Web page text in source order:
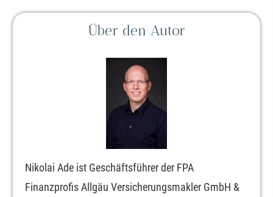
Über den Autor
Nikolai Ade ist Geschäftsführer der FPA
Finanzprofis Allgäu Ver­sicherungs­makler GmbH &